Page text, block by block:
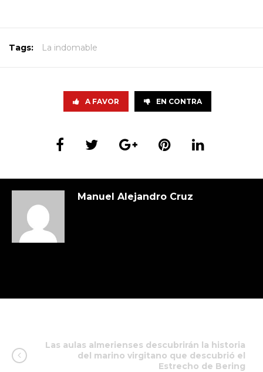
Tags: La indomable
A FAVOR EN CONTRA
Manuel Alejandro Cruz
Las aulas almerienses descubrirán la historia
del marino virgitano que descubrió el
Estrecho de Bering